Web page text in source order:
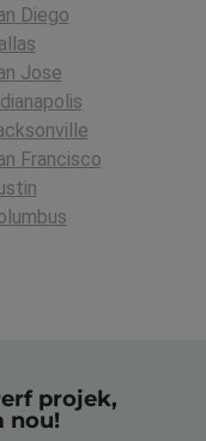
Diego
Jose
Francisco
projek,
nou!